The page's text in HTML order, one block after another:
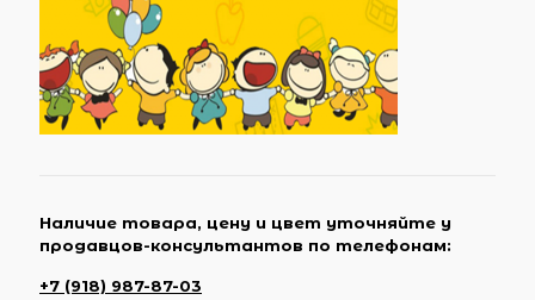
Наличие товара, цену и цвет уточняйте у
продавцов-консультантов по телефонам:
+7 (918) 987-87-03